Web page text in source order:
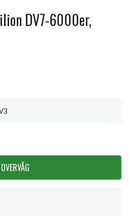
DV7-6000er,
OVERVÅG